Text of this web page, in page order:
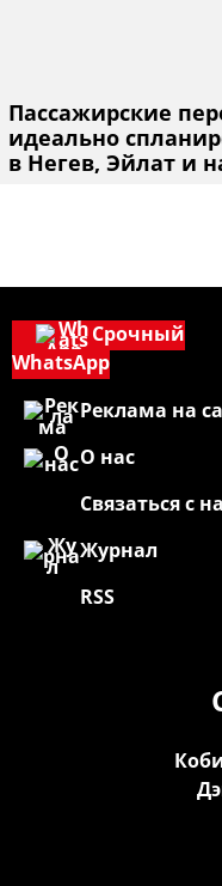
Пассажирские
идеально
в Негев, Эйлат и
Срочный
WhatsApp
Реклама на
О нас
Связаться с
Журнал
RSS